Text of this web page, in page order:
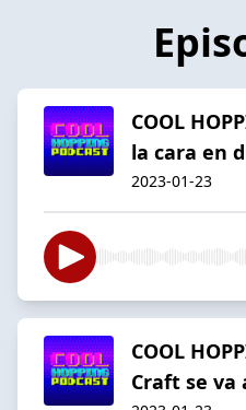
COOL
la cara en
2023-01-23
COOL
Craft se va